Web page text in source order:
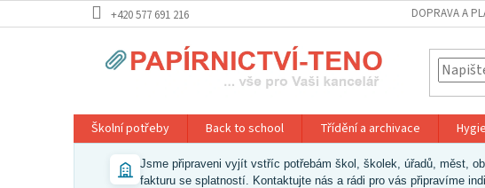
na
+420 577 691 216 DOPRAVA A
Školní potřeby Back to school Třídění a archivace
Jsme připraveni vyjít vstříc potřebám škol, školek, úřadů, měst,
fakturu se splatností. Kontaktujte nás a rádi pro vás připravíme